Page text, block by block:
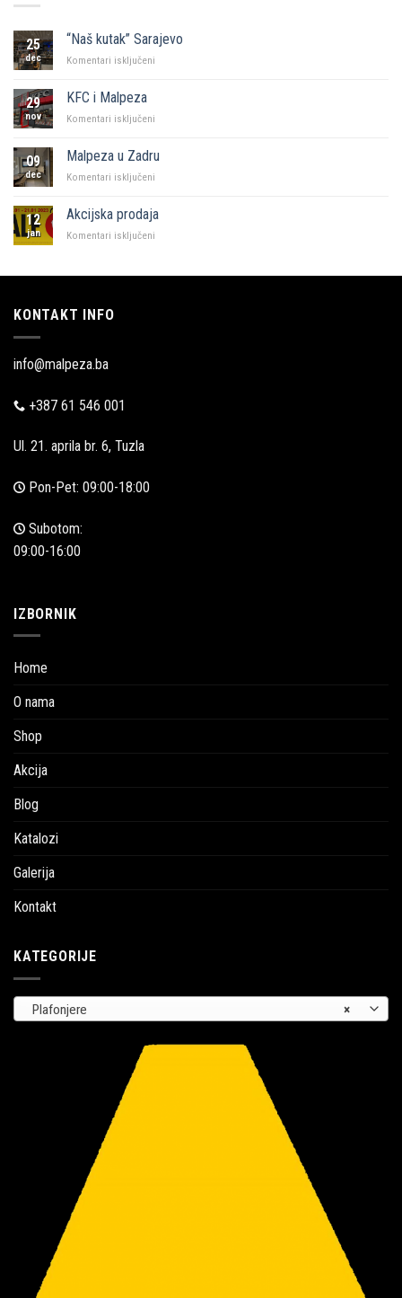
25
dec
“Naš kutak” Sarajevo
Komentari isključeni
29
nov
KFC i Malpeza
Komentari isključeni
Malpeza
09
dec
Malpeza u Zadru
Komentari isključeni
Zadru
12
jan
Akcijska prodaja
Komentari isključeni
KONTAKT INFO
info@malpeza.ba
+387 61 546 001
Ul. 21. aprila br. 6, Tuzla
Pon-Pet: 09:00-18:00
Subotom:
09:00-16:00
IZBORNIK
Home
O nama
Shop
Akcija
Blog
Katalozi
Galerija
Kontakt
KATEGORIJE
×
Plafonjere